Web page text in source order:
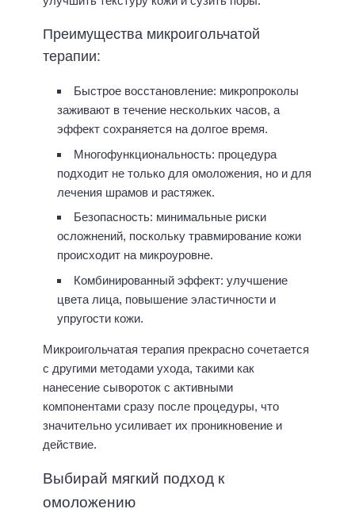
Преимущества микроигольчатой
терапии:
Быстрое восстановление: микропроколы
заживают в течение нескольких часов, а
эффект сохраняется на долгое время.
Многофункциональность: процедура
подходит не только для омоложения, но и для
лечения шрамов и растяжек.
Безопасность: минимальные риски
осложнений, поскольку травмирование кожи
происходит на микроуровне.
Комбинированный эффект: улучшение
цвета лица, повышение эластичности и
упругости кожи.
Микроигольчатая терапия прекрасно сочетается
с другими методами ухода, такими как
нанесение сывороток с активными
компонентами сразу после процедуры, что
значительно усиливает их проникновение и
действие.
Выбирай мягкий подход к
омоложению